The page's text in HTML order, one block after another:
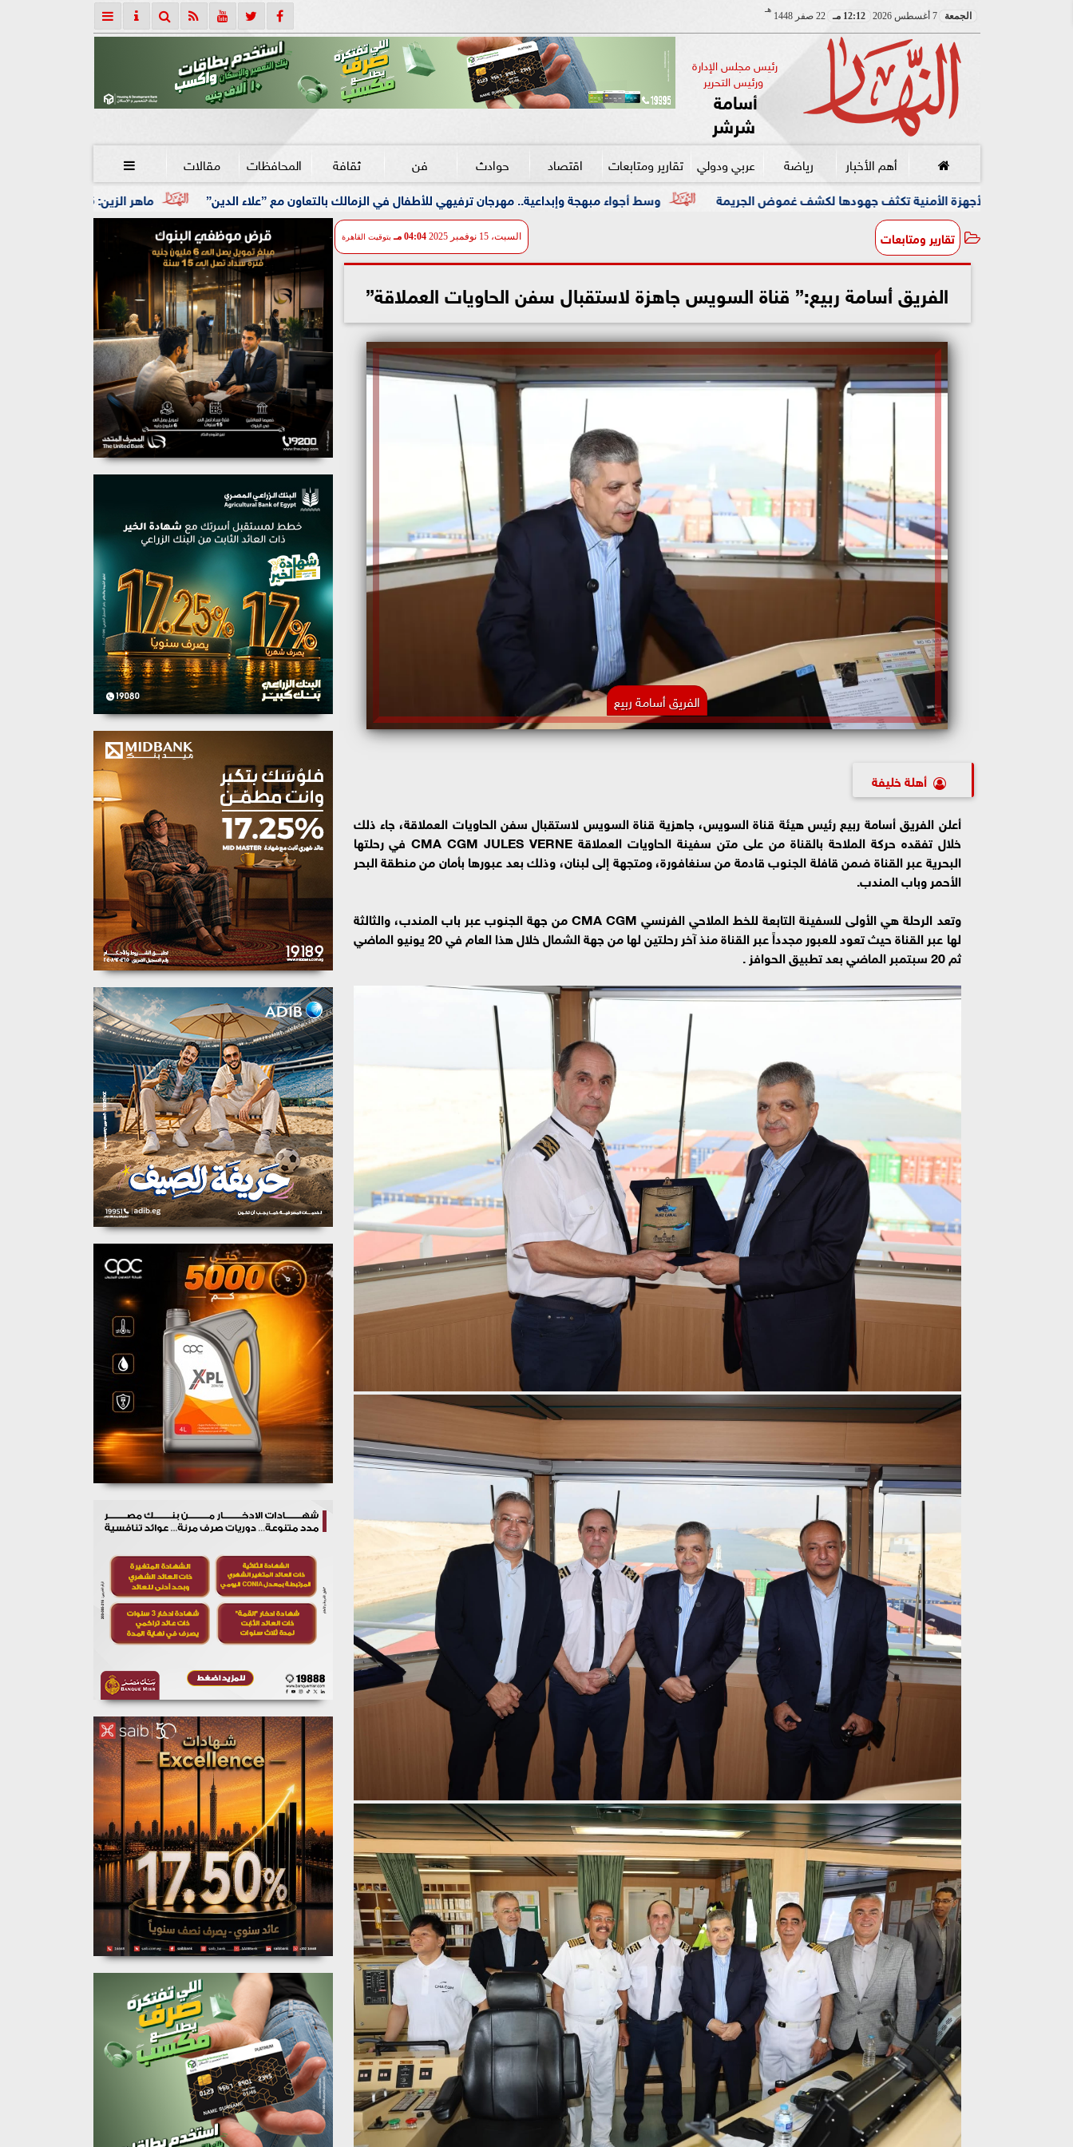
الجمعة 7 أغسطس 2026 12:12 مـ 22 صفر 1448
هـ
رئيس مجلس الإدارة
ورئيس التحرير
أسامة
شرشر
أهم الأخبار رياضة عربي ودولي تقارير ومتابعات اقتصاد حوادث فن ثقافة المحافظات مقالات 
ماهر الزين: 25 حافلة تُعيد 1250 سودانيًا ضمن الفوج الـ41.. والالتزام بوثائق السفر عزز انسيابية العودة الطوعية وسط أجواء مبهجة وإبداعية.. مهرجان ترفيهي للأطفال في الزمالك بالتعاون مع ”علاء الدين” تكثف جهودها لكشف غموض الجريمة
تقارير ومتابعات السبت، 15 نوفمبر 2025 04:04 مـ بتوقيت القاهرة
الفريق أسامة ربيع:” قناة السويس جاهزة لاستقبال سفن الحاويات العملاقة”
الفريق أسامة ربيع
أهلة خليفة
أعلن الفريق أسامة ربيع رئيس هيئة قناة السويس، جاهزية قناة السويس لاستقبال سفن الحاويات العملاقة، جاء ذلك
خلال تفقده حركة الملاحة بالقناة من على متن سفينة الحاويات العملاقة CMA CGM JULES VERNE في رحلتها
البحرية عبر القناة ضمن قافلة الجنوب قادمة من سنغافورة، ومتجهة إلى لبنان، وذلك بعد عبورها بأمان من منطقة البحر
الأحمر وباب المندب.
وتعد الرحلة هي الأولى للسفينة التابعة للخط الملاحي الفرنسي CMA CGM من جهة الجنوب عبر باب المندب، والثالثة
لها عبر القناة حيث تعود للعبور مجدداً عبر القناة منذ آخر رحلتين لها من جهة الشمال خلال هذا العام في 20 يونيو الماضي
ثم 20 سبتمبر الماضي بعد تطبيق الحوافز .